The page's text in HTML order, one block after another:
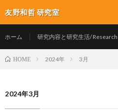
友野和哲 研究室
ホーム 研究内容と研究生活/
HOME 2024年 3月
2024年3月